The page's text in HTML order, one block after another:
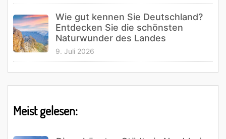
Wie gut kennen Sie Deutschland?
Entdecken Sie die schönsten
Naturwunder des Landes
9. Juli 2026
Meist gelesen: